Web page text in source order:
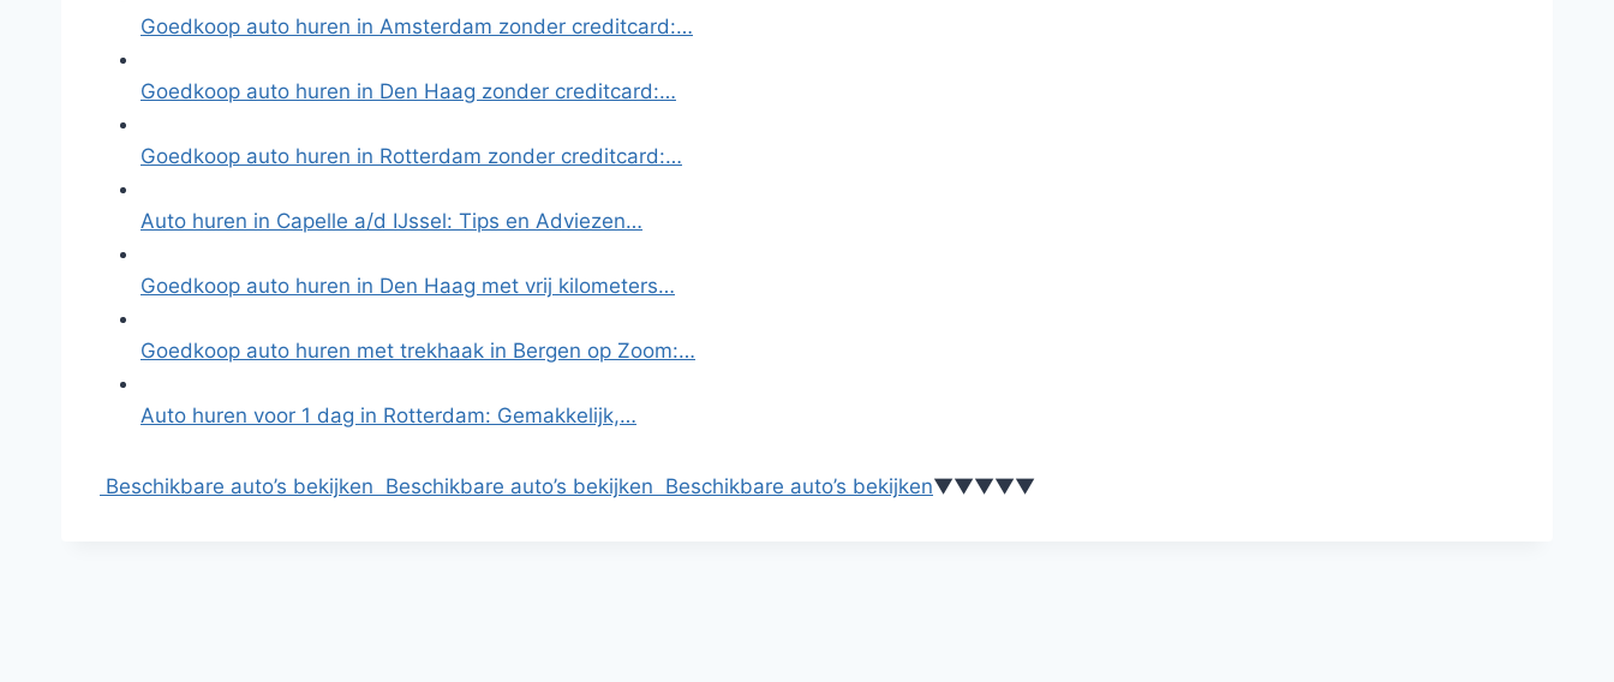
Goedkoop auto huren in Amsterdam zonder creditcard:…
Goedkoop auto huren in Den Haag zonder creditcard:…
Goedkoop auto huren in Rotterdam zonder creditcard:…
Auto huren in Capelle a/d IJssel: Tips en Adviezen…
Goedkoop auto huren in Den Haag met vrij kilometers…
Goedkoop auto huren met trekhaak in Bergen op Zoom:…
Auto huren voor 1 dag in Rotterdam: Gemakkelijk,…
Beschikbare auto’s bekijken Beschikbare auto’s bekijken Beschikbare auto’s bekijken▼▼▼▼▼